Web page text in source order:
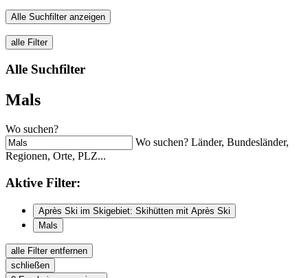
Alle Suchfilter anzeigen
alle Filter
Alle Suchfilter
Mals
Wo suchen?
Wo suchen? Länder, Bundesländer,
Regionen, Orte, PLZ...
Aktive Filter:
Après Ski im Skigebiet: Skihütten mit Après Ski
Mals
alle Filter entfernen
schließen